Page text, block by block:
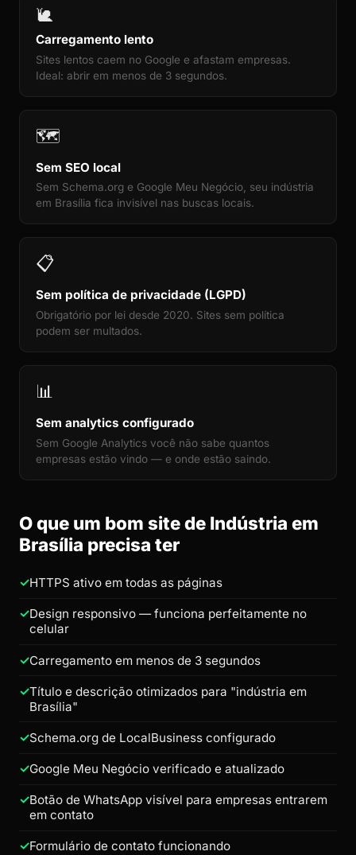
🐌
Carregamento lento
Sites lentos caem no Google e afastam empresas.
Ideal: abrir em menos de 3 segundos.
🗺️
Sem SEO local
Sem Schema.org e Google Meu Negócio, seu indústria
em Brasília fica invisível nas buscas locais.
📋
Sem política de privacidade (LGPD)
Obrigatório por lei desde 2020. Sites sem política
podem ser multados.
📊
Sem analytics configurado
Sem Google Analytics você não sabe quantos
empresas estão vindo — e onde estão saindo.
O que um bom site de Indústria em
Brasília precisa ter
HTTPS ativo em todas as páginas
Design responsivo — funciona perfeitamente no
celular
Carregamento em menos de 3 segundos
Título e descrição otimizados para "indústria em
Brasília"
Schema.org de LocalBusiness configurado
Google Meu Negócio verificado e atualizado
Botão de WhatsApp visível para empresas entrarem
em contato
Formulário de contato funcionando